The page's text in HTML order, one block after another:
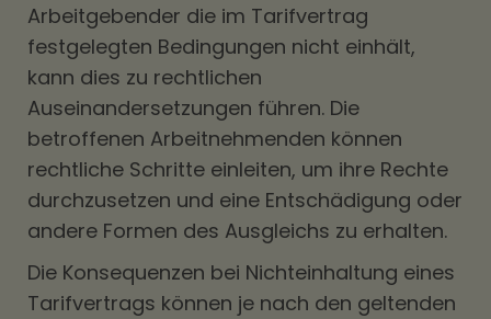
Arbeitgebender die im Tarifvertrag
festgelegten Bedingungen nicht einhält,
kann dies zu rechtlichen
Auseinandersetzungen führen. Die
betroffenen Arbeitnehmenden können
rechtliche Schritte einleiten, um ihre Rechte
durchzusetzen und eine Entschädigung oder
andere Formen des Ausgleichs zu erhalten.
Die Konsequenzen bei Nichteinhaltung eines
Tarifvertrags können je nach den geltenden